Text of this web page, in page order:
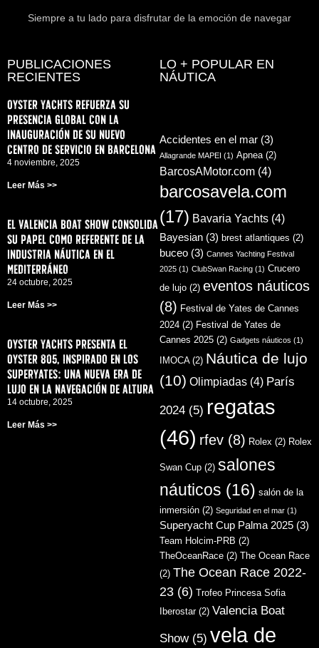
Siempre a tu lado para disfrutar de la emoción de navegar
PUBLICACIONES
RECIENTES
Oyster Yachts refuerza su
presencia global con la
inauguración de su nuevo
centro de servicio en Barcelona
4 noviembre, 2025
Leer Más >>
El Valencia Boat Show consolida
su papel como referente de la
industria náutica en el
Mediterráneo
24 octubre, 2025
Leer Más >>
Oyster Yachts presenta el
Oyster 805, inspirado en los
superyates: una nueva era de
lujo en la navegación de altura
14 octubre, 2025
Leer Más >>
LO + POPULAR EN
NÁUTICA
Accidentes en el mar (3)
Allagrande MAPEI (1) Apnea(2)
BarcosAMotor.com (4)
barcosavela.com
(17) Bavaria Yachts (4)
Bayesian (3) brest atlantiques (2)
buceo (3) Cannes Yachting Festival
2025 (1) ClubSwan Racing (1) Crucero
de lujo (2) eventos náuticos
(8) Festival de Yates de Cannes
2024 (2) Festival de Yates de
Cannes 2025 (2) Gadgets náuticos (1)
IMOCA(2) Náutica de lujo
(10) Olimpiadas (4) París
2024 (5) regatas
(46) rfev (8) Rolex (2) Rolex
Swan Cup (2) salones
náuticos (16) salón de la
inmersión (2) Seguridad en el mar (1)
Superyacht Cup Palma 2025 (3)
Team Holcim-PRB (2)
TheOceanRace (2) The Ocean Race
(2) The Ocean Race 2022-
23 (6) Trofeo Princesa Sofia
Iberostar(2) Valencia Boat
Show(5) vela de